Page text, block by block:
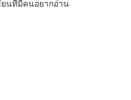
ยนที่มีคนอยากอ่าน